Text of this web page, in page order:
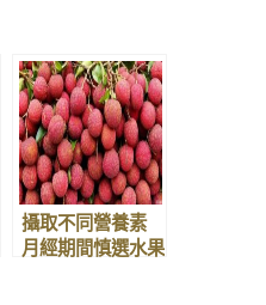
攝取不同營養素
月經期間慎選水果